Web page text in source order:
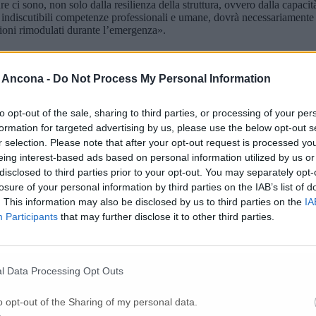
- Do Not Process My Personal Information
opt-out of the sale, sharing to third parties, or processing of your
for targeted advertising by us, please use the below opt-out
selection. Please note that after your opt-out request is processed
interest-based ads based on personal information utilized by us
to third parties prior to your opt-out. You may separately
of your personal information by third parties on the IAB’s list of
This information may also be disclosed by us to third parties on the
Participants that may further disclose it to other third parties.
Data Processing Opt Outs
opt-out of the Sharing of my personal data.
ci sono, non solo dalla resilienza della struttura, ovvero dalla
competenze professionali e umane, dovrà
rimodulati durante l’emergenza».
Mangialardi: Un progetto
da 20 milioni
serve liquidità immediata»
un negozio